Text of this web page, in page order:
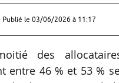
Publié le 03/06/2026 à 11:17
des
entre 46 % et 53 %